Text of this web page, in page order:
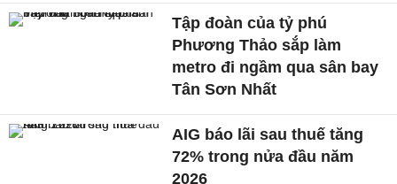
Tập đoàn của tỷ phú
Phương Thảo sắp làm
metro đi ngầm qua sân bay
Tân Sơn Nhất
AIG báo lãi sau thuế tăng
72% trong nửa đầu năm
2026